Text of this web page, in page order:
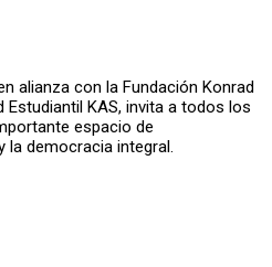
alianza con la Fundación Konrad
Estudiantil KAS, invita a todos los
espacio de
la democracia integral.